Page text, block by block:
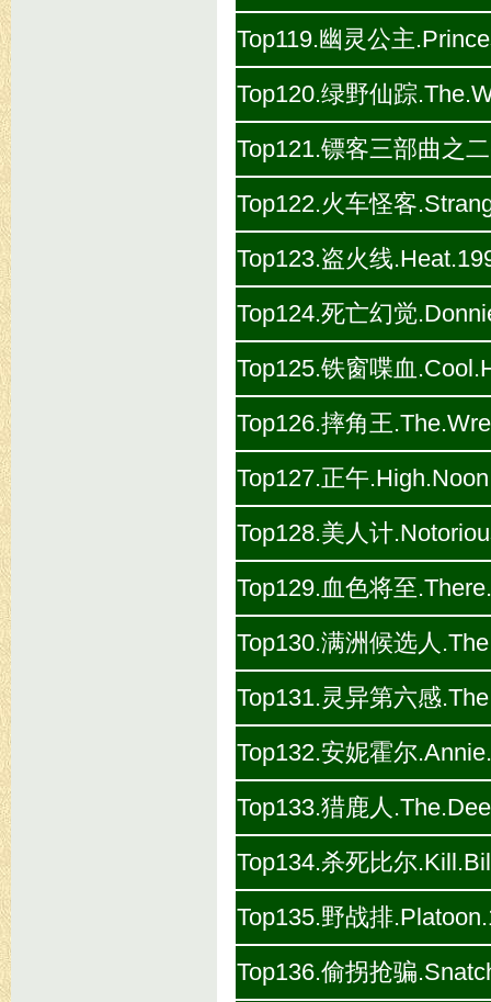
Top119.幽灵公主
Top120.绿野仙踪
Top121.镖客三部曲之
Top122.火车怪客
Top123.盗火线
Top124.死亡幻觉
Top125.铁窗喋血
Top126.摔角王
Top127.正午
Top128.美人计
Top129.血色将至
Top130.满洲候选人
Top131.灵异第六感
Top132.安妮霍尔
Top133.猎鹿人
Top134.杀死比尔
Top135.野战排
Top136.偷拐抢骗